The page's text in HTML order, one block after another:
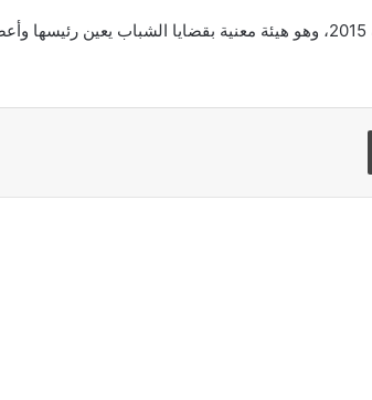
وتم تأسيس المجلس الأعلى للشباب سنة 2015، وهو هيئة معنية بقضايا الشباب
طباعة